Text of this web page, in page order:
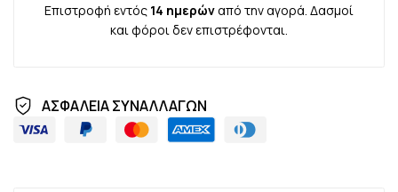
Επιστροφή εντός 14 ημερώναπό την αγορά. Δασμοί
και φόροι δεν επιστρέφονται.
ΑΣΦΑΛΕΙΑ ΣΥΝΑΛΛΑΓΩΝ